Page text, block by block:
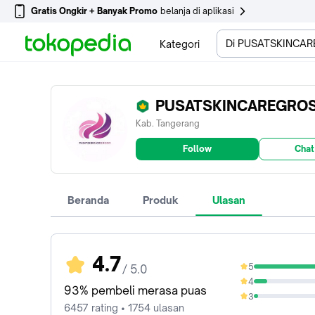
Gratis Ongkir + Banyak Promo belanja di aplikasi
Kategori Di
Kab. Tangerang
Follow
Beranda Produk Ulasan
4.7/ 5.0
93% pembeli merasa puas
6457 rating • 1754 ulasan
5
83.27%
4
10.7%
3
3.53%